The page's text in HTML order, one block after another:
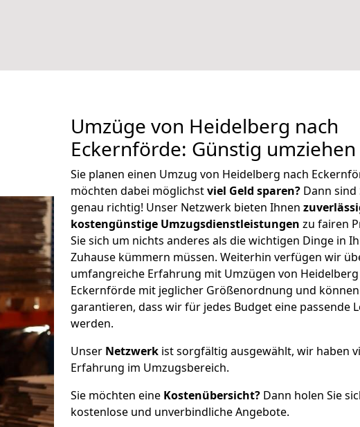
Umzüge von Heidelberg nach
Eckernförde: Günstig umziehen
Sie planen einen Umzug von Heidelberg nach
möchten dabei möglichstviel Geld sparen? Dann sind
genau richtig! Unser Netzwerk bieten Ihnen
kostengünstige Umzugsdienstleistungen zu fairen
Sie sich um nichts anderes als die wichtigen Dinge in
Zuhause kümmern müssen. Weiterhin verfügen wir
umfangreiche Erfahrung mit Umzügen von
Eckernförde mit jeglicher Größenordnung und
garantieren, dass wir für jedes Budget eine passende
werden.
Unser Netzwerk ist sorgfältig ausgewählt, wir haben
Erfahrung im Umzugsbereich.
Sie möchten eine Kostenübersicht? Dann holen Sie
kostenlose und unverbindliche Angebote.